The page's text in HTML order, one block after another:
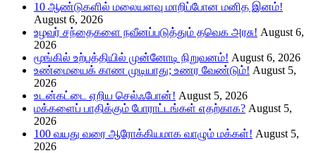
10 ஆண்டுகளில் மலையளவு மாறிப்போன மனித இனம்!
August 6, 2026
உழவர் சந்தைகளை நவீனப்படுத்தும் தவெக அரசு! August 6,
2026
மூங்கில் உற்பத்தியில் முன்னோடி நிறுவனம்! August 6, 2026
உண்மையைக் காண முடியாது; உணர வேண்டும்! August 5,
2026
உடன்கட்டை ஏறிய செல்ஃபோன்! August 5, 2026
மக்களைப் பாதிக்கும் போராட்டங்கள் எதற்காக? August 5,
2026
100 வயது வரை ஆரோக்கியமாக வாழும் மக்கள்! August 5,
2026